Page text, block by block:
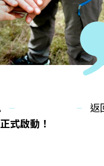
式啟動！
返